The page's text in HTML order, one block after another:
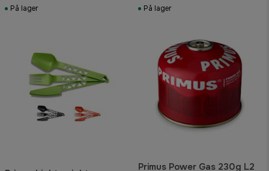
På lager På lager
Primus Power Gas 230g L2